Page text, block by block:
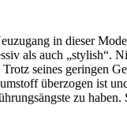
in dieser
als auch „stylish“.
seines geringen
überzogen ist
zu